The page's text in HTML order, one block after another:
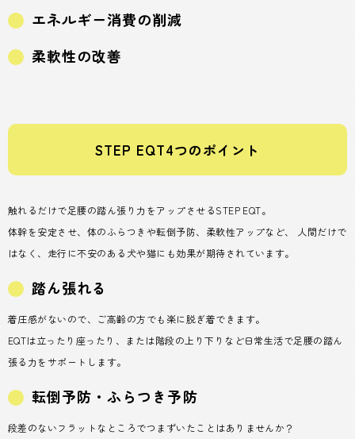
エネルギー消費の削減
柔軟性の改善
STEP EQT4つのポイント
触れるだけで足腰の踏ん張り力をアップさせるSTEP EQT。
体幹を安定させ、体のふらつきや転倒予防、柔軟性アップなど、 人間だけで
はなく、走行に不安のある犬や猫にも効果が期待されています。
踏ん張れる
着圧感がないので、ご高齢の方でも楽に脱ぎ着できます。
EQTは立ったり座ったり、または階段の上り下りなど日常生活で足腰の踏ん
張る力をサポートします。
転倒予防・ふらつき予防
段差のないフラットなところでつまずいたことはありませんか？